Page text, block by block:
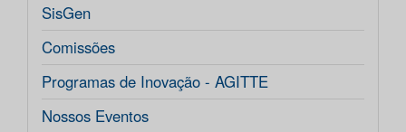
SisGen
Comissões
Programas de Inovação - AGITTE
Nossos Eventos